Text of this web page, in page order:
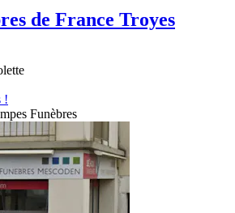
de France Troyes
!
Funèbres